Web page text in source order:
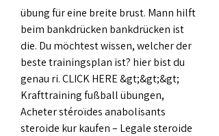
übung für eine breite brust. Mann hilft
beim bankdrücken bankdrücken ist
die. Du möchtest wissen, welcher der
beste trainingsplan ist? hier bist du
genau ri. CLICK HERE &gt;&gt;&gt;
Krafttraining fußball übungen,
Acheter stéroïdes anabolisants
steroide kur kaufen – Legale steroide